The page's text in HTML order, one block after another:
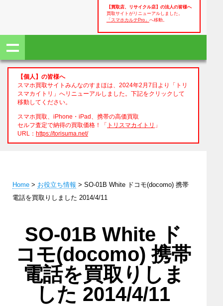
【買取店、リサイクル店】の法人の皆様へ
買取サイトがリニューアルしました。
「スマホカルテPro」 へ移動。
【個人】の皆様へ
スマホ買取サイトみんなのすまほは、2024年2月7日より「トリ
スマカイトリ」へリニューアルしました。下記をクリックして
移動してください。
スマホ買取、iPhone・iPad、携帯の高価買取
セルフ査定で納得の買取価格！「 トリスマカイトリ 」
URL： https://torisuma.net/
Home > お役立ち情報 > SO-01B White ドコモ(docomo) 携帯
電話を買取りしました 2014/4/11
SO-01B White ド
コモ(docomo) 携帯
電話を買取りしま
した 2014/4/11